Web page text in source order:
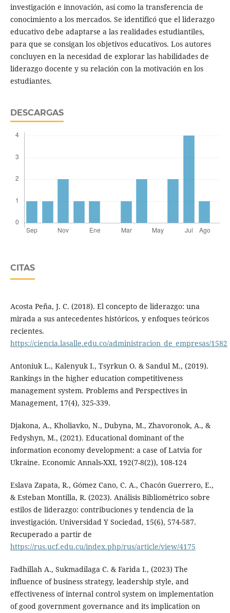
investigación e innovación, así como la transferencia de
conocimiento a los mercados. Se identificó que el liderazgo
educativo debe adaptarse a las realidades estudiantiles,
para que se consigan los objetivos educativos. Los autores
concluyen en la necesidad de explorar las habilidades de
liderazgo docente y su relación con la motivación en los
estudiantes.
DESCARGAS
CITAS
Acosta Peña, J. C. (2018). El concepto de liderazgo: una
mirada a sus antecedentes históricos, y enfoques teóricos
recientes.
https://ciencia.lasalle.edu.co/administracion_de_empresas/1582
Antoniuk L., Kalenyuk I., Tsyrkun O. & Sandul M., (2019).
Rankings in the higher education competitiveness
management system. Problems and Perspectives in
Management, 17(4), 325-339.
Djakona, A., Kholiavko, N., Dubyna, M., Zhavoronok, A., &
Fedyshyn, M., (2021). Educational dominant of the
information economy development: a case of Latvia for
Ukraine. Economic Annals-XXI, 192(7-8(2)), 108-124
Eslava Zapata, R., Gómez Cano, C. A., Chacón Guerrero, E.,
& Esteban Montilla, R. (2023). Análisis Bibliométrico sobre
estilos de liderazgo: contribuciones y tendencia de la
investigación. Universidad Y Sociedad, 15(6), 574-587.
Recuperado a partir de
https://rus.ucf.edu.cu/index.php/rus/article/view/4175
Fadhillah A., Sukmadilaga C. & Farida I., (2023) The
influence of business strategy, leadership style, and
effectiveness of internal control system on implementation
of good government governance and its implication on